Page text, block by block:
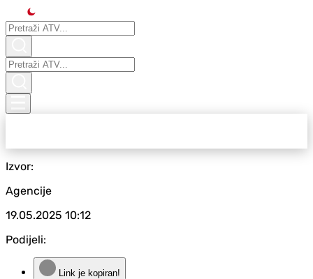
Izvor:
Agencije
19.05.2025 10:12
Podijeli:
Link je kopiran!